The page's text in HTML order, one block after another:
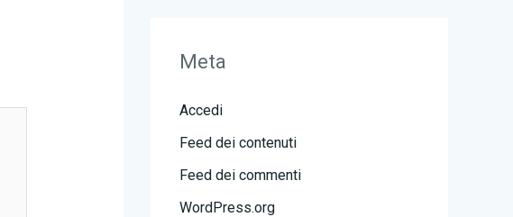
Meta
Accedi
Feed dei contenuti
Feed dei commenti
WordPress.org